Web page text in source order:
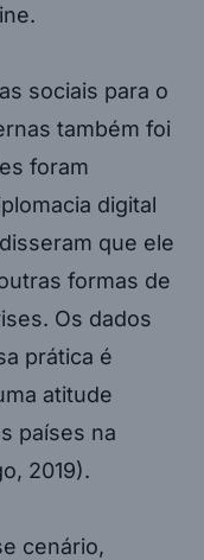
sociais para o
também foi
foram
digital
que ele
formas de
Os dados
prática é
atitude
países na
2019).
cenário,